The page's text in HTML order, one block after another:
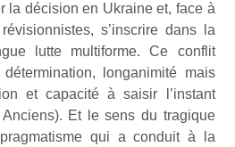
la décision en Ukraine et, face à
s’inscrire dans la
lutte multiforme. Ce conflit
longanimité mais
et capacité à saisir l’instant
Et le sens du tragique
qui a conduit à la